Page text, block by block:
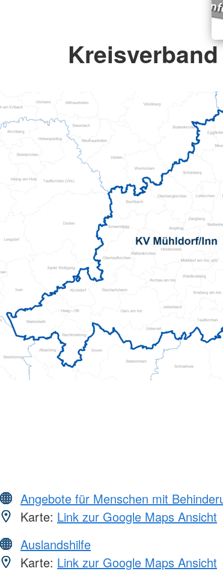
Angebote für Menschen mit
Karte: Link zur Google Maps Ansicht
Auslandshilfe
Karte: Link zur Google Maps Ansicht